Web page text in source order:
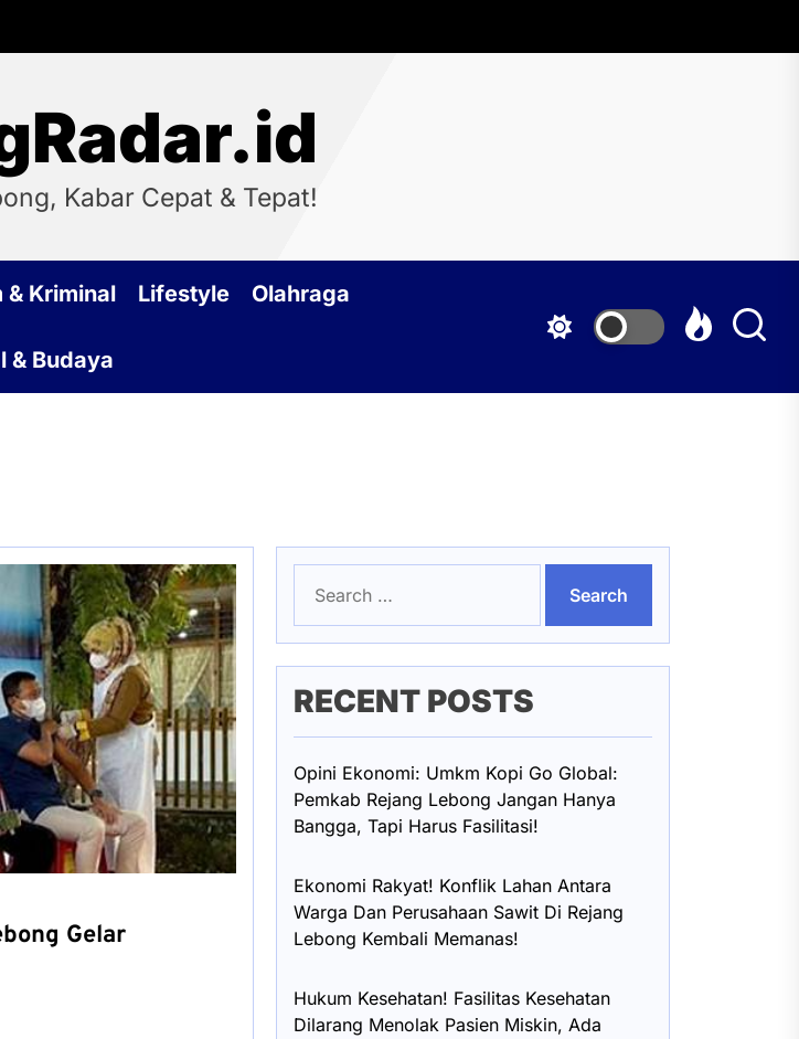
Kabar Cepat & Tepat!
& Kriminal Lifestyle Olahraga
& Budaya
Gelar
for:
RECENT POSTS
Opini Ekonomi: Umkm Kopi Go Global:
Pemkab Rejang Lebong Jangan Hanya
Bangga, Tapi Harus Fasilitasi!
Ekonomi Rakyat! Konflik Lahan Antara
Warga Dan Perusahaan Sawit Di Rejang
Lebong Kembali Memanas!
Hukum Kesehatan! Fasilitas Kesehatan
Dilarang Menolak Pasien Miskin, Ada